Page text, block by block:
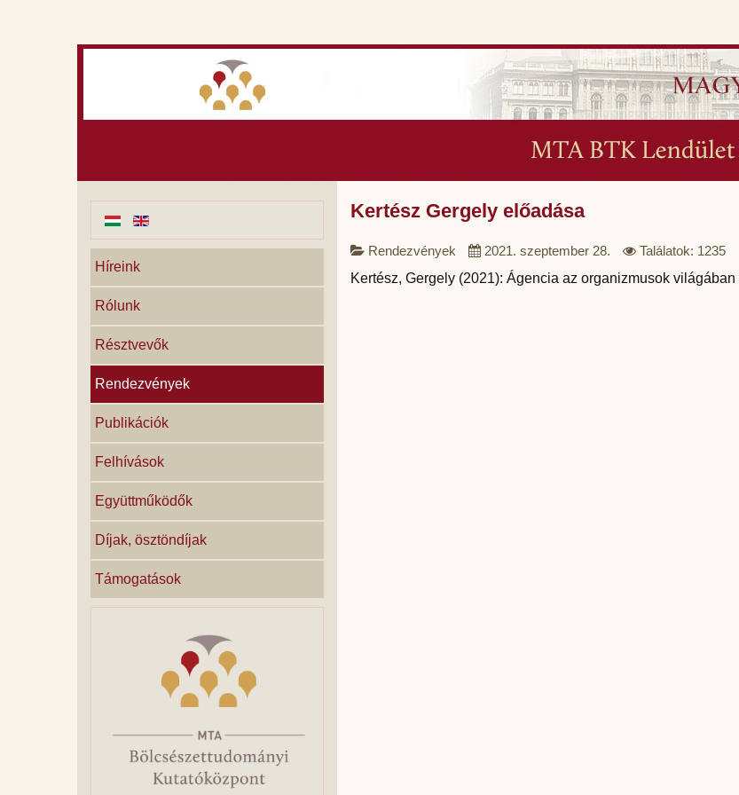
Kertész Gergely előadása
Rendezvények 2021. szeptember 28.
Találatok: 1235
Kertész, Gergely (2021): Ágencia az organizmusok
Híreink
Rólunk
Résztvevők
Rendezvények
Publikációk
Felhívások
Együttműködők
Díjak, ösztöndíjak
Támogatások